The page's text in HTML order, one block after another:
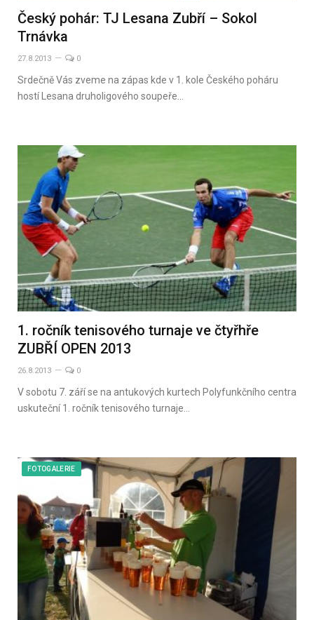
Český pohár: TJ Lesana Zubří – Sokol
Trnávka
27.8.2013 0
Srdečně Vás zveme na zápas kde v 1. kole Českého poháru
hostí Lesana druholigového soupeře…
1. ročník tenisového turnaje ve čtyřhře
ZUBŘÍ OPEN 2013
26.8.2013 0
V sobotu 7. září se na antukových kurtech Polyfunkčního centra
uskuteční 1. ročník tenisového turnaje…
FOTOGALERIE